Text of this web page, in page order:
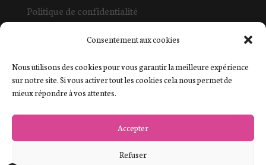
Consentement aux cookies
Nous utilisons des cookies pour vous garantir la meilleure expérience
sur notre site. Si vous activer tout les cookies cela nous permet de
mieux répondre à vos attentes.
Accepter
Refuser
Politique de confidentialité
Contact
Commande
Commandes